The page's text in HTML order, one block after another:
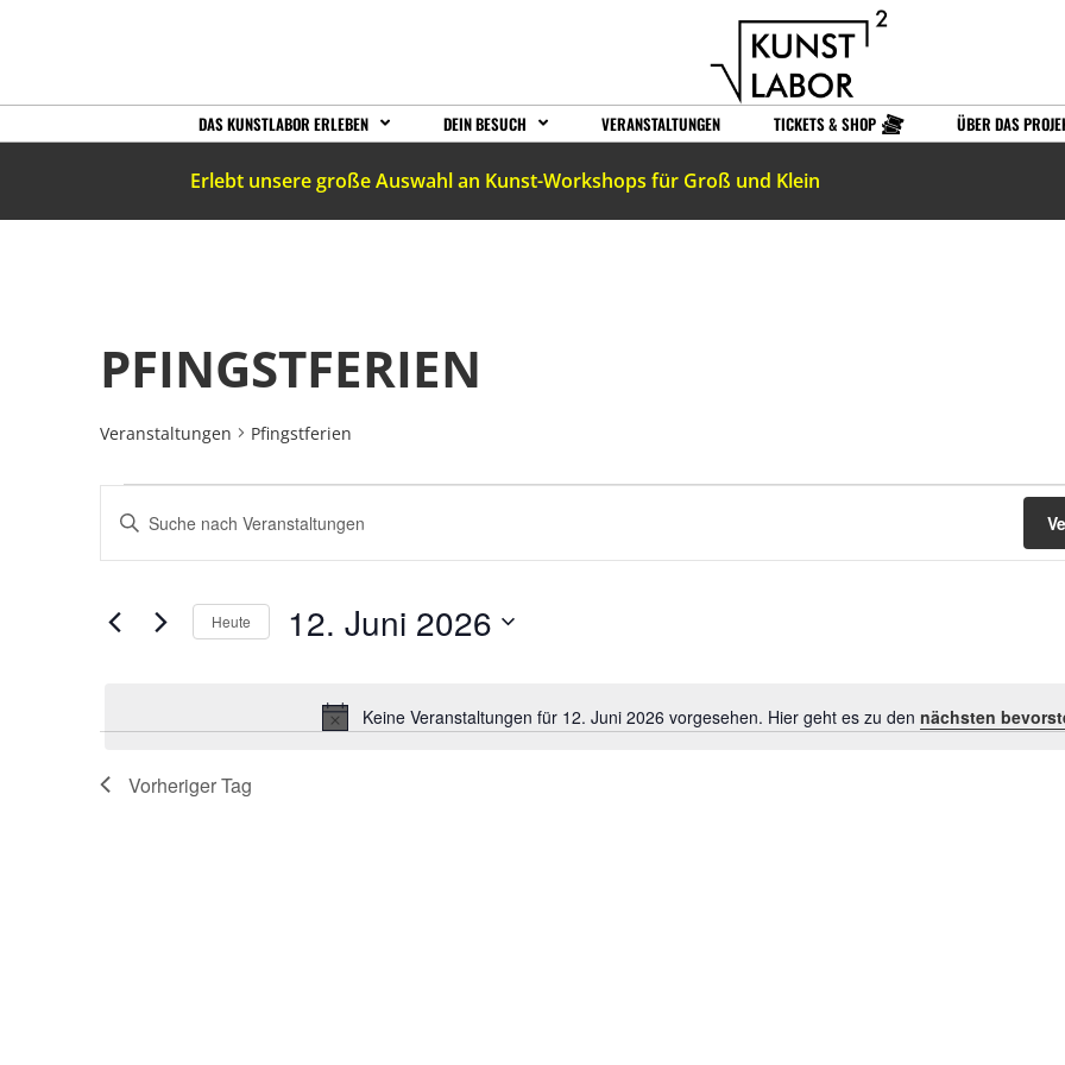
DAS KUNSTLABOR ERLEBEN DEIN BESUCH VERANSTALTUNGEN TICKETS & SHOP ÜBER DAS
Erlebt unsere große Auswahl an Kunst-Workshops für Groß und Klein
PFINGSTFERIEN
Veranstaltungen Pfingstferien
Hinweis
Keine Veranstaltungen für 12. Juni 2026 vorgesehen. Hier geht es zu den nächsten
VERANSTALTUNGEN
SUCHE
UND
NAVIGATION
Bitte
Schlüsselwort
Suche
Veranstaltungen
Schlüsselwort.Heute 12. Juni 2026
Vorheriger Tag